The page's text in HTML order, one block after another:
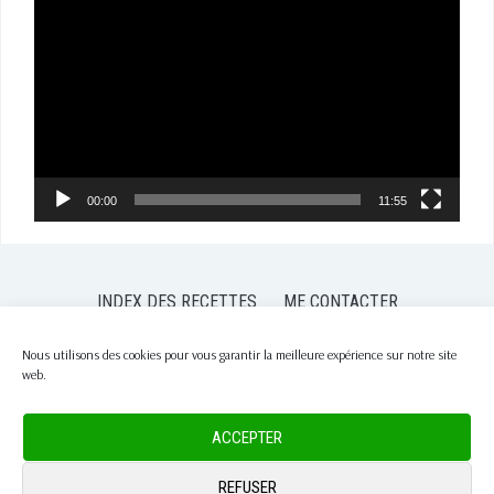
Nous utilisons des cookies pour vous garantir la meilleure expérience sur notre site
web.
ACCEPTER
REFUSER
00:00 11:55
INDEX DES RECETTES
ME CONTACTER
COPYRIGHT © 2026 PASSION NUTRITION